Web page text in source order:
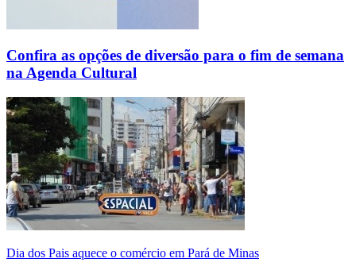
Confira as opções de diversão para o fim de semana
na Agenda Cultural
Dia dos Pais aquece o comércio em Pará de Minas